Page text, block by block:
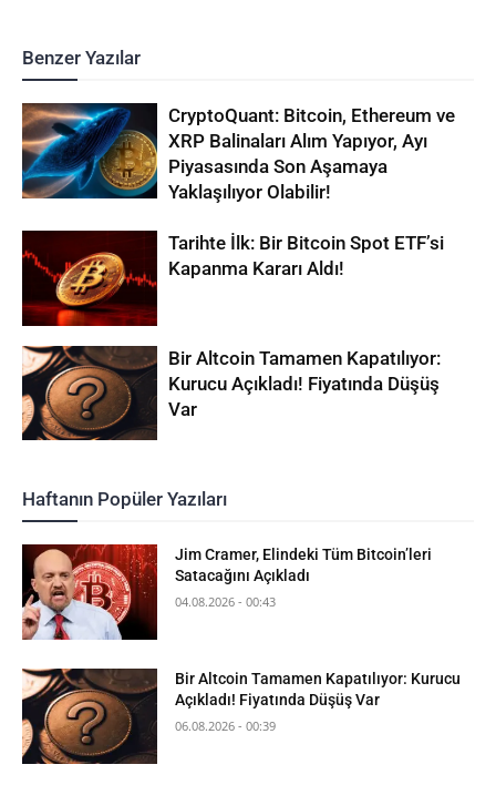
Benzer Yazılar
CryptoQuant: Bitcoin, Ethereum ve
XRP Balinaları Alım Yapıyor, Ayı
Piyasasında Son Aşamaya
Yaklaşılıyor Olabilir!
Tarihte İlk: Bir Bitcoin Spot ETF’si
Kapanma Kararı Aldı!
Bir Altcoin Tamamen Kapatılıyor:
Kurucu Açıkladı! Fiyatında Düşüş
Var
Haftanın Popüler Yazıları
Jim Cramer, Elindeki Tüm Bitcoin’leri
Satacağını Açıkladı
04.08.2026 - 00:43
Bir Altcoin Tamamen Kapatılıyor: Kurucu
Açıkladı! Fiyatında Düşüş Var
06.08.2026 - 00:39